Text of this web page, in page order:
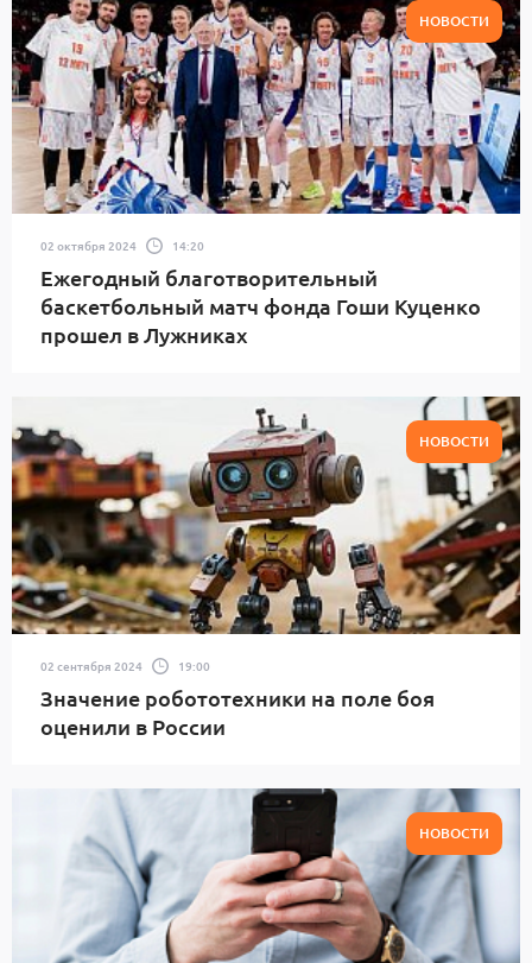
НОВОСТИ
02 октября 2024 14:20
Ежегодный благотворительный
баскетбольный матч фонда Гоши Куценко
прошел в Лужниках
НОВОСТИ
02 сентября 2024 19:00
Значение робототехники на поле боя
оценили в России
НОВОСТИ